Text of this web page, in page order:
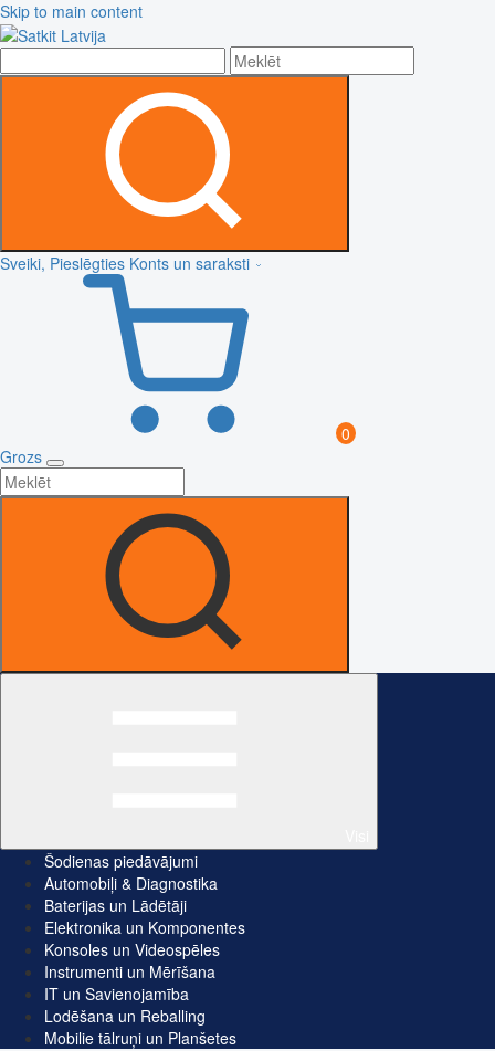
Skip to main content
Sveiki, Pieslēgties Konts un saraksti
0
Grozs
Šodienas piedāvājumi
Automobiļi & Diagnostika
Baterijas un Lādētāji
Elektronika un Komponentes
Konsoles un Videospēles
Instrumenti un Mērīšana
IT un Savienojamība
Lodēšana un Reballing
Mobilie tālruņi un Planšetes